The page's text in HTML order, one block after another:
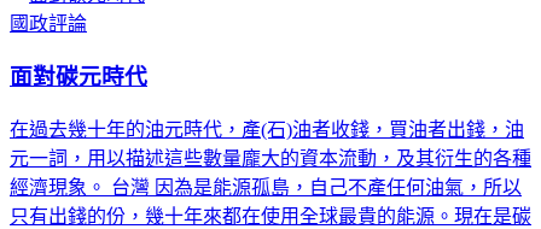
國政評論
面對碳元時代
在過去幾十年的油元時代，產(石)油者收錢，買油者出錢，油
元一詞，用以描述這些數量龐大的資本流動，及其衍生的各種
經濟現象。 台灣 因為是能源孤島，自己不產任何油氣，所以
只有出錢的份，幾十年來都在使用全球最貴的能源。現在是碳